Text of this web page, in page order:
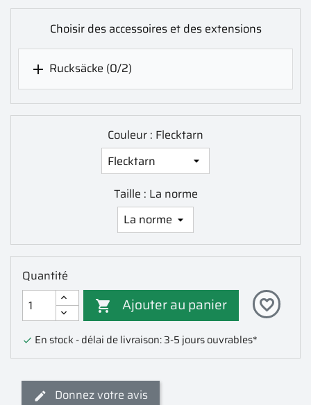
Choisir des accessoires et des extensions
 Rucksäcke (0/2)
Couleur : Flecktarn
Taille : La norme
Quantité
 Ajouter au panier favorite_border
 En stock - délai de livraison: 3-5 jours ouvrables*
Donnez votre avis